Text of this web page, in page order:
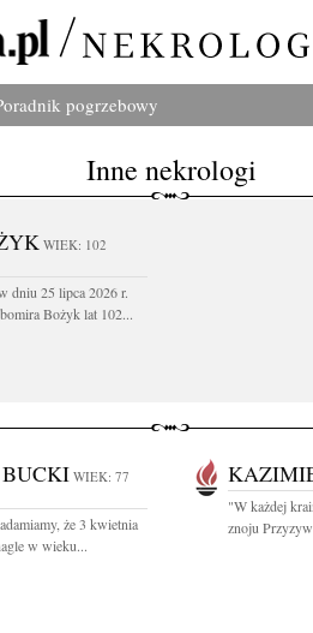
pogrzebowy
Inne nekrologi
WIEK: 102
dniu 25 lipca 2026 r.
Bożyk lat 102...
WIEK: 77
że 3 kwietnia
w wieku...
"W każdej
znoju